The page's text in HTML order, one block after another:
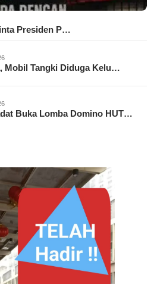
Presiden P…
Mobil Tangki Diduga Kelu…
Buka Lomba Domino HUT…